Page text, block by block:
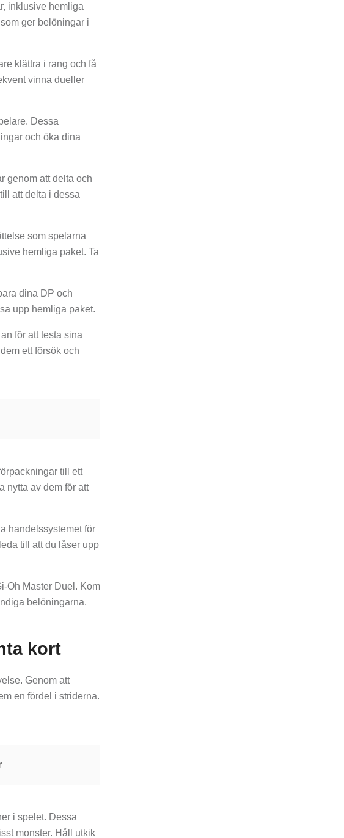
inklusive hemliga
ger belöningar i
klättra i rang och få
vinna dueller
Dessa
och öka dina
genom att delta och
att delta i dessa
som spelarna
hemliga paket. Ta
dina DP och
upp hemliga paket.
för att testa sina
ett försök och
till ett
nytta av dem för att
handelssystemet för
till att du låser upp
Oh Master Duel. Kom
belöningarna.
kort
Genom att
en fördel i striderna.
i spelet. Dessa
monster. Håll utkik